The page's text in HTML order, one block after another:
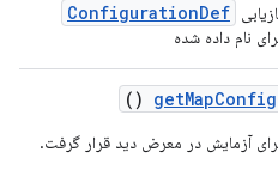
ConfigurationDef
نام داده شده
getMapConfig
()
آزمایش در معرض دید قرار گرفت.